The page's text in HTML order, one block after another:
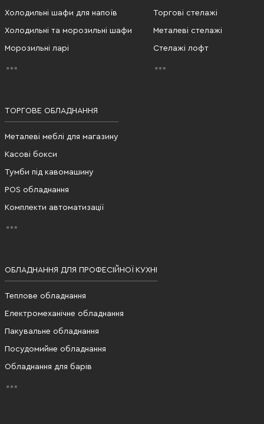
Холодильні шафи для напоїв
Холодильні та морозильні шафи
Морозильні ларі
Торгові стелажі
Металеві стелажі
Стелажі лофт
ТОРГОВЕ ОБЛАДНАННЯ
Металеві меблі для магазину
Касові бокси
Тумби під кавомашину
POS обладнання
Комплекти автоматизації
ОБЛАДНАННЯ ДЛЯ ПРОФЕСІЙНОЇ КУХНІ
Теплове обладнання
Електромеханічне обладнання
Пакувальне обладнання
Посудомийне обладнання
Обладнання для барів